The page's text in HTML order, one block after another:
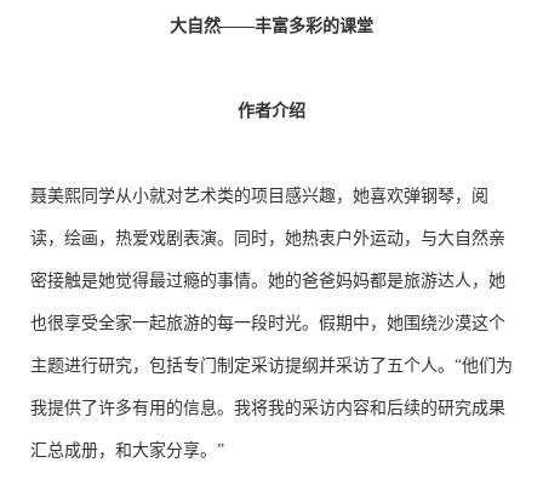
大自然——丰富多彩的课堂
作者介绍
聂美熙同学从小就对艺术类的项目感兴趣，她喜欢弹钢琴，阅
读，绘画，热爱戏剧表演。同时，她热衷户外运动，与大自然亲
密接触是她觉得最过瘾的事情。她的爸爸妈妈都是旅游达人，她
也很享受全家一起旅游的每一段时光。假期中，她围绕沙漠这个
主题进行研究，包括专门制定采访提纲并采访了五个人。“他们为
我提供了许多有用的信息。我将我的采访内容和后续的研究成果
汇总成册，和大家分享。”